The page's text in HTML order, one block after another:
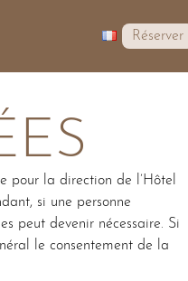
Réserver
pour la direction de l’Hôtel
si une personne
peut devenir nécessaire. Si
le consentement de la